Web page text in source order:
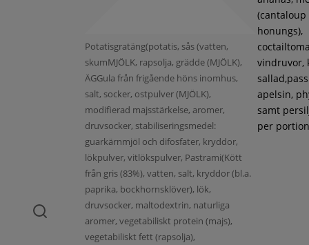
Potatisgratäng(potatis, sås (vatten,
skumMJÖLK, rapsolja, grädde (MJÖLK),
ÄGGula från frigående höns inomhus,
salt, socker, ostpulver (MJÖLK),
modifierad majsstärkelse, aromer,
druvsocker, stabiliseringsmedel:
guarkärnmjöl och difosfater, kryddor,
lökpulver, vitlökspulver, Pastrami(Kött
från gris (83%), vatten, salt, kryddor (bl.a.
paprika, bockhornsklöver), lök,
druvsocker, maltodextrin, naturliga
aromer, vegetabiliskt protein (majs),
vegetabiliskt fett (rapsolja),
(cantaloup
honungs),
vindruvor,
apelsin,
samt
per